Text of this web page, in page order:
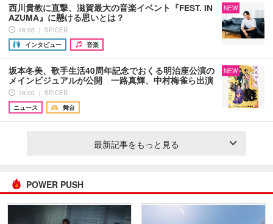
西川貴教に直撃、滋賀最大の音楽イベント『FEST. IN
AZUMA』に懸ける思いとは？
18:00 ｜ SPICER
インタビュー
音楽
NEW
坂本冬美、歌手生活40周年記念でおくる明治座公演の
メインビジュアルが公開 一路真輝、中村梅雀ら出演
18:00 ｜ SPICER
ニュース
舞台
NEW
最新記事をもっと見る
POWER PUSH